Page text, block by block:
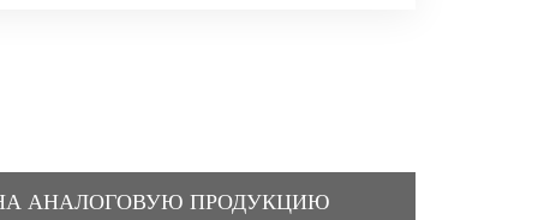
АНАЛОГОВУЮ ПРОДУКЦИЮ